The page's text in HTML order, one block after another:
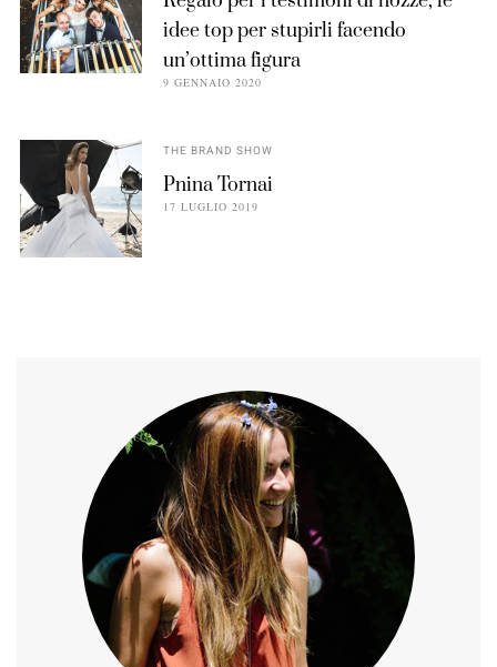
idee top per stupirli facendo
un’ottima figura
9 GENNAIO 2020
THE BRAND SHOW
Pnina Tornai
17 LUGLIO 2019